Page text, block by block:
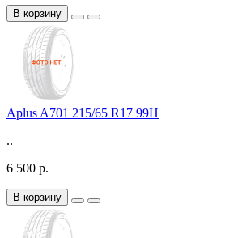
В корзину
Aplus A701 215/65 R17 99H
..
6 500 р.
В корзину